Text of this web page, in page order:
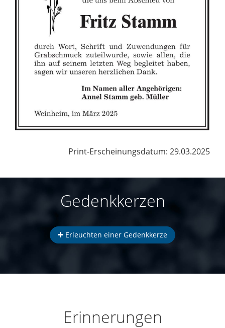
Print-Erscheinungsdatum: 29.03.2025
Gedenkkerzen
Erleuchten einer Gedenkkerze
Erinnerungen